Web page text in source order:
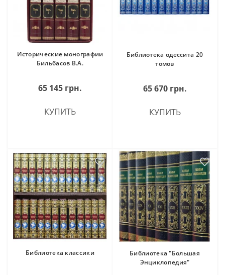
Исторические монографии
Бильбасов В.А.
65 145 грн.
КУПИТЬ
Библиотека одессита 20
томов
65 670 грн.
КУПИТЬ
Библиотека классики
Библиотека "Большая
Энциклопедия"